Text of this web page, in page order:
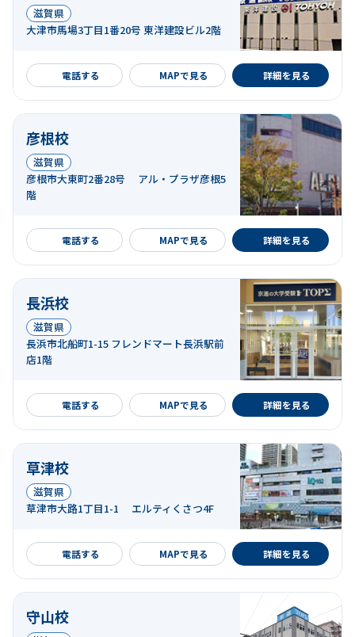
滋賀県
大津市馬場3丁目1番20号 東洋建設ビル2階
電話する MAPで見る
詳細を見る
詳細を見る
彦根校
滋賀県
彦根市大東町2番28号 アル・プラザ彦根5
階
電話する MAPで見る
詳細を見る
詳細を見る
長浜校
滋賀県
長浜市北船町1-15 フレンドマート長浜駅前
店1階
電話する MAPで見る
詳細を見る
詳細を見る
草津校
滋賀県
草津市大路1丁目1-1 エルティくさつ4F
電話する MAPで見る
詳細を見る
詳細を見る
守山校